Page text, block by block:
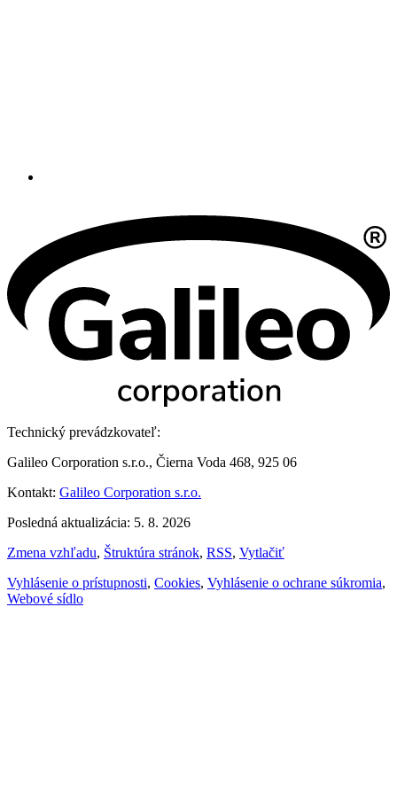
Technický prevádzkovateľ:
Galileo Corporation s.r.o., Čierna Voda 468, 925 06
Kontakt: Galileo Corporation s.r.o.
Posledná aktualizácia: 5. 8. 2026
Zmena vzhľadu, Štruktúra stránok, RSS, Vytlačiť
Vyhlásenie o prístupnosti, Cookies, Vyhlásenie o ochrane súkromia,
Webové sídlo